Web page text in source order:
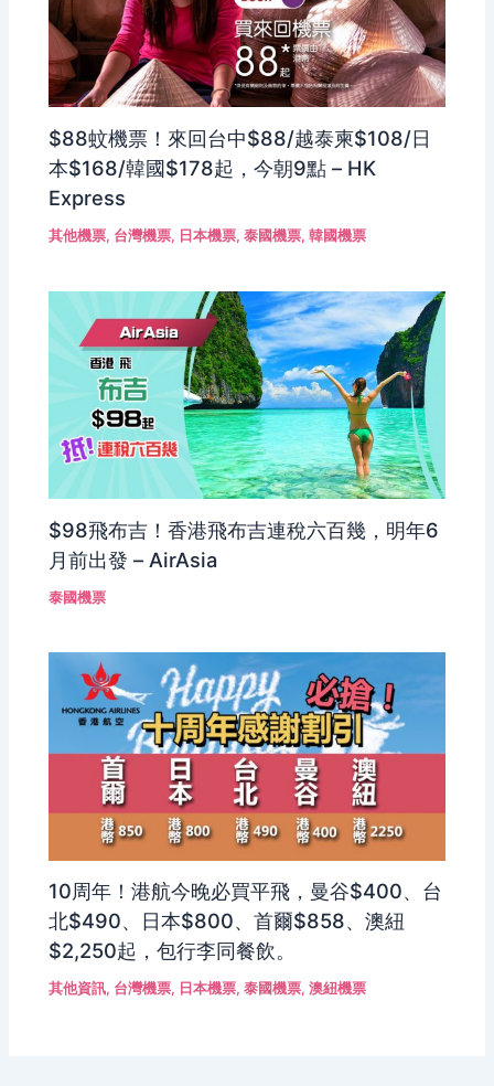
$88蚊機票！來回台中$88/越泰柬$108/日
本$168/韓國$178起，今朝9點 – HK
Express
其他機票, 台灣機票, 日本機票,泰國機票,韓國機票
$98飛布吉！香港飛布吉連稅六百幾，明年6
月前出發 – AirAsia
泰國機票
10周年！港航今晚必買平飛，曼谷$400、台
北$490、日本$800、首爾$858、澳紐
$2,250起，包行李同餐飲。
其他資訊, 台灣機票, 日本機票,泰國機票,澳紐機票